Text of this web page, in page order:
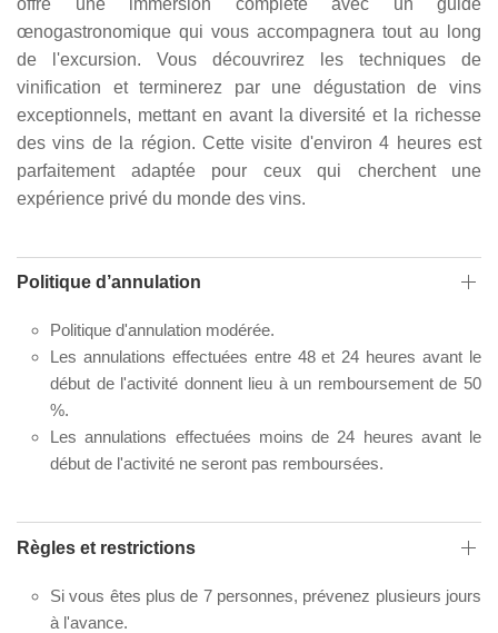
œnogastronomique qui vous accompagnera tout au long
de l'excursion. Vous découvrirez les techniques de
vinification et terminerez par une dégustation de vins
exceptionnels, mettant en avant la diversité et la richesse
des vins de la région. Cette visite d'environ 4 heures est
parfaitement adaptée pour ceux qui cherchent une
expérience privé du monde des vins.
Politique d’annulation
Politique d'annulation modérée.
Les annulations effectuées entre 48 et 24 heures avant le
début de l'activité donnent lieu à un remboursement de 50
%.
Les annulations effectuées moins de 24 heures avant le
début de l'activité ne seront pas remboursées.
Règles et restrictions
Si vous êtes plus de 7 personnes, prévenez plusieurs jours
à l'avance.